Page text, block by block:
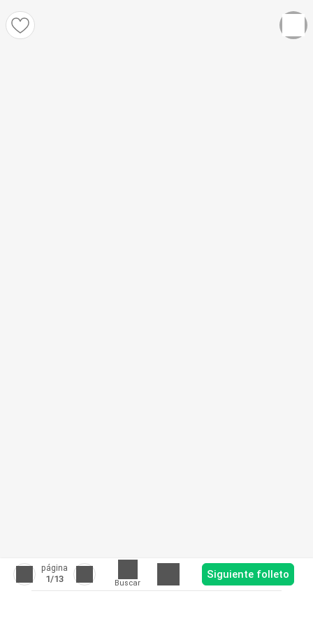
página
1/13 Buscar
Siguiente folleto